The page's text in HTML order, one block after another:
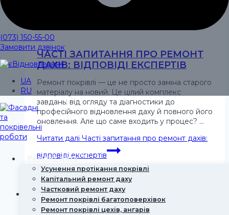
(073) 150-55-00
Замовити дзвінок
UA
RU
Ремонт даху
Усунення протікання покрівлі
Капітальний ремонт даху
Частковий ремонт даху
Ремонт покрівлі багатоповерхівок
Ремонт покрівлі цехів, ангарів
ЧАСТІ ЗАПИТАННЯ ПРО РЕМОНТ
ДАХІВ: ВІДПОВІДІ ЕКСПЕРТІВ
Ремонт покрівлі — це не просто заміна старого
матеріалу на новий. Це цілий комплекс
завдань: від огляду та діагностики до
професійного відновлення даху й повного його
оновлення. Але що саме входить у процес? …
Читати далі Часті запитання про ремонт дахів:
відповіді експертів